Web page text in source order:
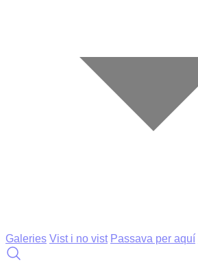
Galeries Vist i no vist Passava per aquí